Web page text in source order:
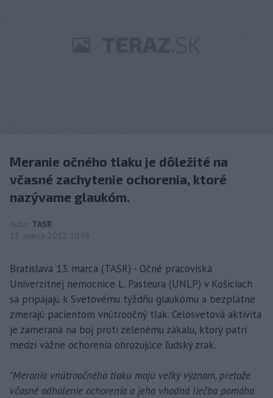
Meranie očného tlaku je dôležité na
včasné zachytenie ochorenia, ktoré
nazývame glaukóm.
Autor TASR
13. marca 2012 10:38
Bratislava 13. marca (TASR) - Očné pracoviská
Univerzitnej nemocnice L. Pasteura (UNLP) v Košiciach
sa pripájajú k Svetovému týždňu glaukómu a bezplatne
zmerajú pacientom vnútroočný tlak. Celosvetová aktivita
je zameraná na boj proti zelenému zákalu, ktorý patrí
medzi vážne ochorenia ohrozujúce ľudský zrak.
"Merania vnútroočného tlaku majú veľký význam, pretože
včasné odhalenie ochorenia a jeho vhodná liečba pomáha